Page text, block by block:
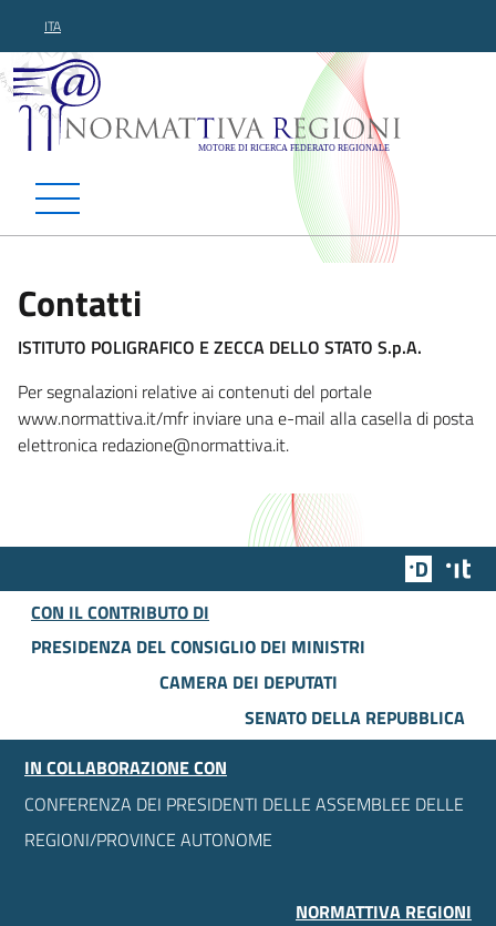
ITA
Normattiva Regioni -
Contatti
ISTITUTO POLIGRAFICO E ZECCA DELLO STATO S.p.A.
Per segnalazioni relative ai contenuti del portale
www.normattiva.it/mfr inviare una e-mail alla casella di posta
elettronica redazione@normattiva.it.
Team
CON IL CONTRIBUTO DI
PRESIDENZA DEL CONSIGLIO DEI MINISTRI
CAMERA DEI DEPUTATI
SENATO DELLA REPUBBLICA
IN COLLABORAZIONE CON
CONFERENZA DEI PRESIDENTI DELLE ASSEMBLEE DELLE
REGIONI/PROVINCE AUTONOME
NORMATTIVA REGIONI